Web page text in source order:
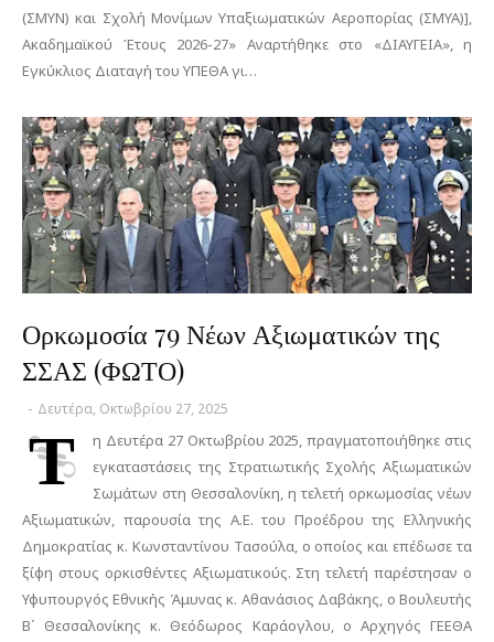
(ΣΜΥΝ) και Σχολή Μονίμων Υπαξιωματικών Αεροπορίας (ΣΜΥΑ)],
Ακαδημαϊκού Έτους 2026-27» Αναρτήθηκε στο «ΔΙΑΥΓΕΙΑ», η
Εγκύκλιος Διαταγή του ΥΠΕΘΑ γι…
Ορκωμοσία 79 Νέων Αξιωματικών της
ΣΣΑΣ (ΦΩΤΟ)
- Δευτέρα, Οκτωβρίου 27, 2025
Τ
η Δευτέρα 27 Οκτωβρίου 2025, πραγματοποιήθηκε στις
εγκαταστάσεις της Στρατιωτικής Σχολής Αξιωματικών
Σωμάτων στη Θεσσαλονίκη, η τελετή ορκωμοσίας νέων
Αξιωματικών, παρουσία της Α.Ε. του Προέδρου της Ελληνικής
Δημοκρατίας κ. Κωνσταντίνου Τασούλα, ο οποίος και επέδωσε τα
ξίφη στους ορκισθέντες Αξιωματικούς. Στη τελετή παρέστησαν ο
Υφυπουργός Εθνικής Άμυνας κ. Αθανάσιος Δαβάκης, ο Βουλευτής
Β΄ Θεσσαλονίκης κ. Θεόδωρος Καράογλου, ο Αρχηγός ΓΕΕΘΑ